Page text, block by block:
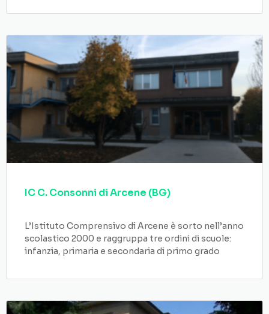
IC C. Consonni di Arcene (BG)
L’Istituto Comprensivo di Arcene è sorto nell’anno
scolastico 2000 e raggruppa tre ordini di scuole:
infanzia, primaria e secondaria di primo grado